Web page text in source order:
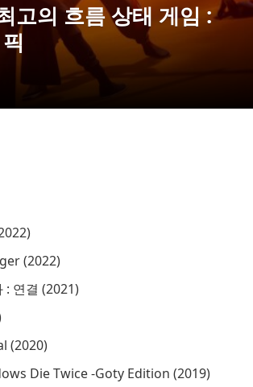
고의 흐름 상태 게임 :
(2022)
: 연결 (2021)
(2020)
Die Twice -Goty Edition (2019)